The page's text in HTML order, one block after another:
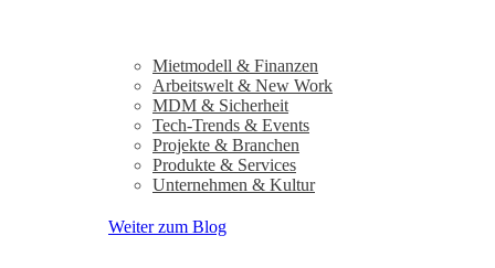
Mietmodell & Finanzen
Arbeitswelt & New Work
MDM & Sicherheit
Tech-Trends & Events
Projekte & Branchen
Produkte & Services
Unternehmen & Kultur
Weiter zum Blog